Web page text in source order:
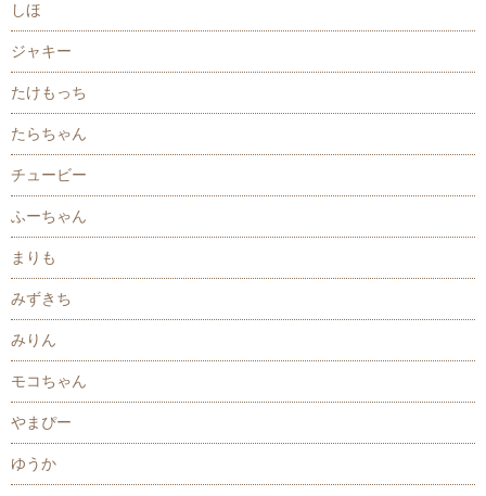
しほ
ジャキー
たけもっち
たらちゃん
チュービー
ふーちゃん
まりも
みずきち
みりん
モコちゃん
やまぴー
ゆうか